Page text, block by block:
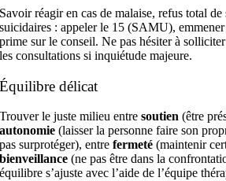
Savoir réagir en cas de malaise, refus total de
suicidaires : appeler le 15 (SAMU),
prime sur le conseil. Ne pas hésiter à
les consultations si inquiétude majeure.
Équilibre délicat
Trouver le juste milieu entresoutien (être
autonomie (laisser la personne faire son
pas surprotéger), entrefermeté (maintenir
bienveillance (ne pas être dans la
équilibre s’ajuste avec l’aide de l’équipe